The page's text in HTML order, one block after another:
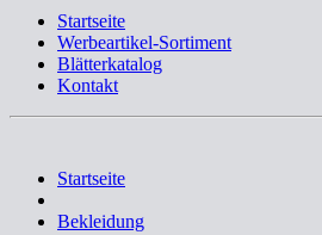
Startseite
Werbeartikel-Sortiment
Blätterkatalog
Kontakt
Startseite
Bekleidung